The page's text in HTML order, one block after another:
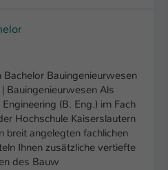
Bauingenieurwesen
Bauingenieurwesen Als
(B. Eng.) im Fach
Hochschule Kaiserslautern
breit angelegten fachlichen
Ihnen zusätzliche vertiefte
des Bauw
Logins die Session-ID. So
Benutzer